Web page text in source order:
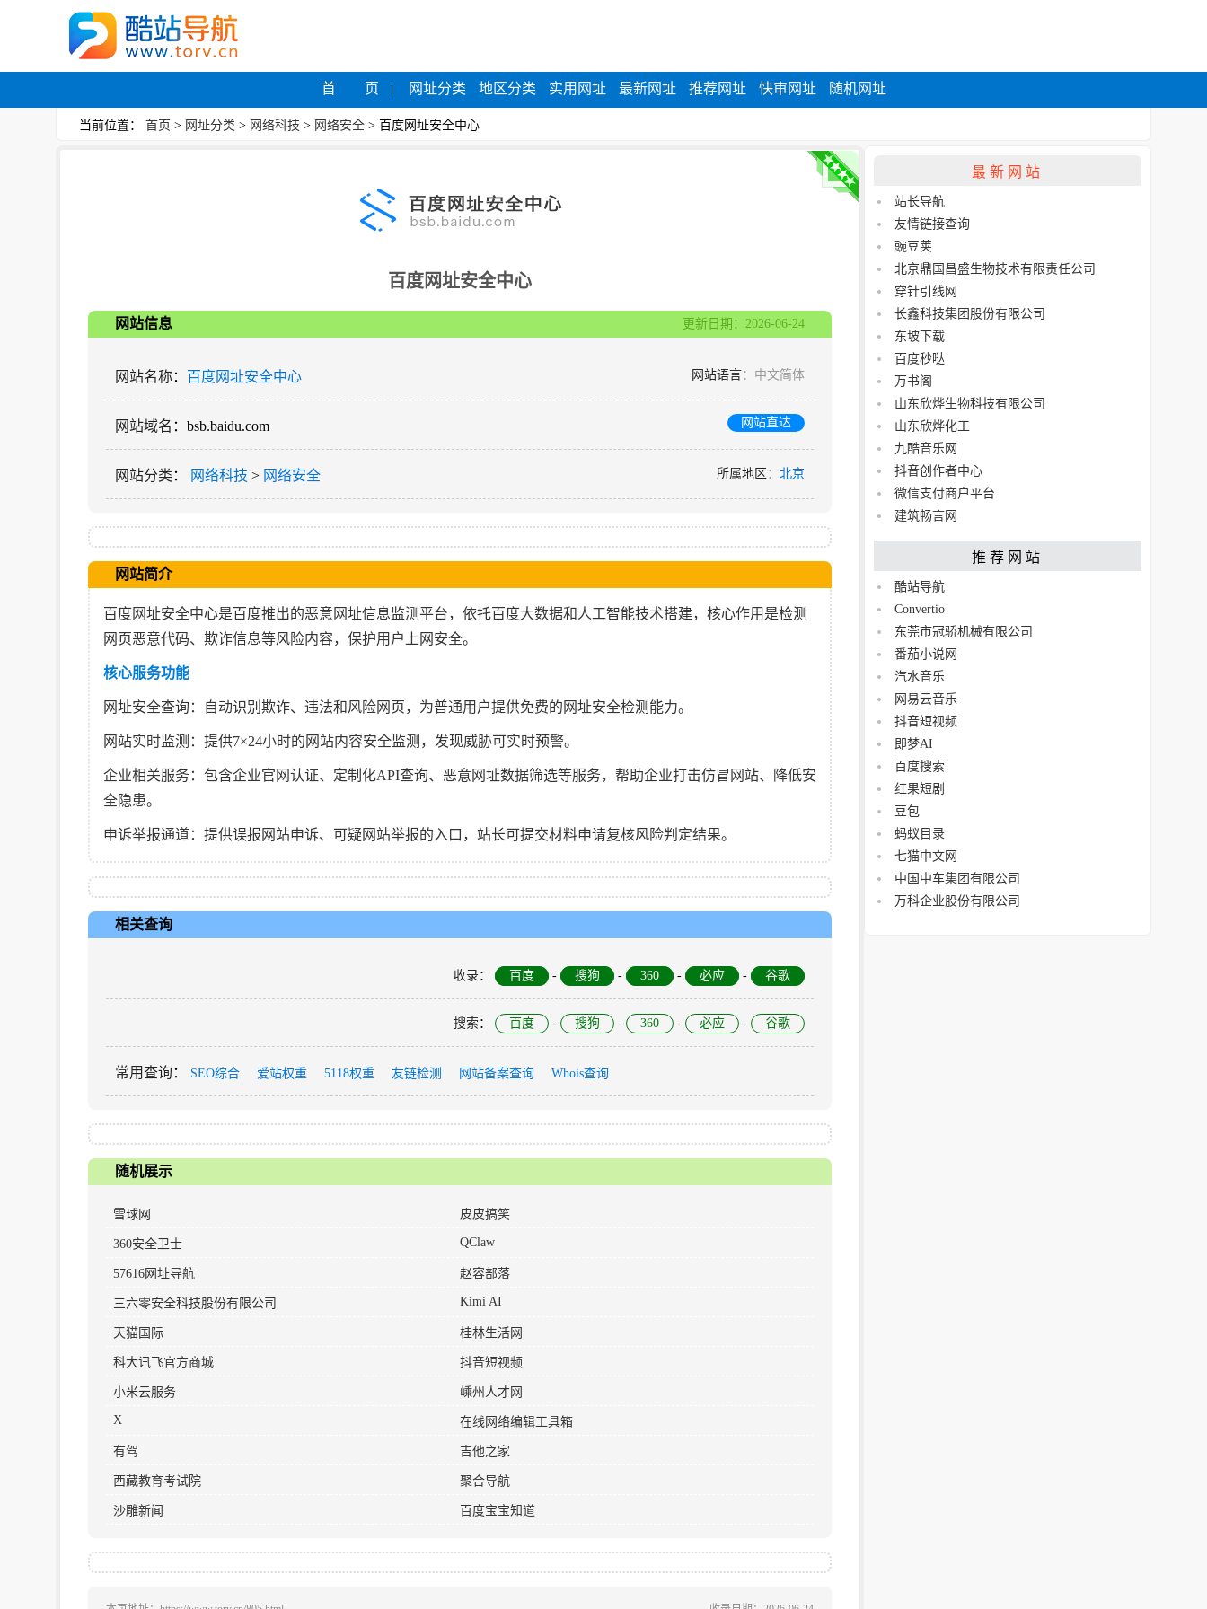
首 页 网址分类 地区分类 实用网址 最新网址 推荐网址 快审网址 随机网址
当前位置： 首页 > 网址分类 > 网络科技 > 网络安全 > 百度网址安全中心
百度网址安全中心
网站信息 更新日期：2026-06-24
网站名称： 百度网址安全中心 网站语言：中文简体
网站域名 ：bsb.baidu.com 网站直达
网站分类 ： 网络科技 > 网络安全 所属地区 ： 北京
网站简介
百度网址安全中心是百度推出的‌恶意网址信息监测平台‌，依托百度大数据和人工智能技术搭建，核心作用是检测
网页恶意代码、欺诈信息等风险内容，保护用户上网安全‌。
核心服务功能
网址安全查询‌：自动识别欺诈、违法和风险网页，为普通用户提供免费的网址安全检测能力。
网站实时监测‌：提供7×24小时的网站内容安全监测，发现威胁可实时预警‌。
企业相关服务‌：包含企业官网认证、定制化API查询、恶意网址数据筛选等服务，帮助企业打击仿冒网站、降低安
全隐患。
申诉举报通道‌：提供误报网站申诉、可疑网站举报的入口，站长可提交材料申请复核风险判定结果。
相关查询
收录： 百度 - 搜狗 - 360 - 必应 - 谷歌
搜索 ： 百度 - 搜狗 - 360 - 必应 - 谷歌
常用查询 ： SEO综合 爱站权重 5118权重 友链检测 网站备案查询 Whois查询
随机展示
雪球网 皮皮搞笑
360安全卫士 QClaw
57616网址导航 赵容部落
‌三六零安全科技股份有限公司‌ Kimi AI
天猫国际 桂林生活网
科大讯飞官方商城 抖音短视频
小米云服务 嵊州人才网
X 在线网络编辑工具箱
有驾 吉他之家
西藏教育考试院 聚合导航
沙雕新闻 百度宝宝知道
最新网站
站长导航
友情链接查询
豌豆荚
北京鼎国昌盛生物技术有限责任公司
穿针引线网
长鑫科技集团股份有限公司
东坡下载
百度秒哒
万书阁
山东欣烨生物科技有限公司
山东欣烨化工
九酷音乐网
抖音创作者中心
微信支付商户平台
建筑畅言网
推荐网站
酷站导航
Convertio
东莞市冠骄机械有限公司
​番茄小说网
汽水音乐
网易云音乐
抖音短视频
即梦AI
百度搜索
红果短剧
豆包
蚂蚁目录
七猫中文网
中国中车集团有限公司
万科企业股份有限公司